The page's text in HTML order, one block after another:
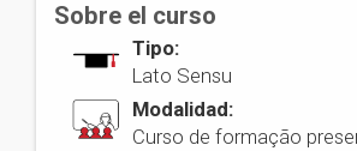
Sobre el curso
Tipo:
Lato Sensu
Modalidad:
Curso de formação